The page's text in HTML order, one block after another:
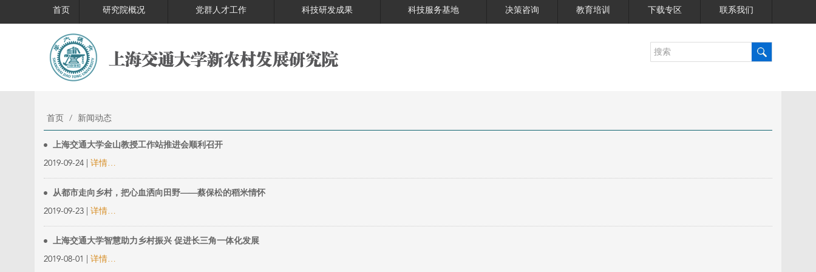
首页 研究院概况 党群人才工作 科技研发成果 科技服务基地 决策咨询 教育培训 下载专区 联系我们
首页 / 新闻动态
上海交通大学金山教授工作站推进会顺利召开
2019-09-24 | 详情…
从都市走向乡村，把心血洒向田野——蔡保松的稻米情怀
2019-09-23 | 详情…
上海交通大学智慧助力乡村振兴 促进长三角一体化发展
2019-08-01 | 详情…